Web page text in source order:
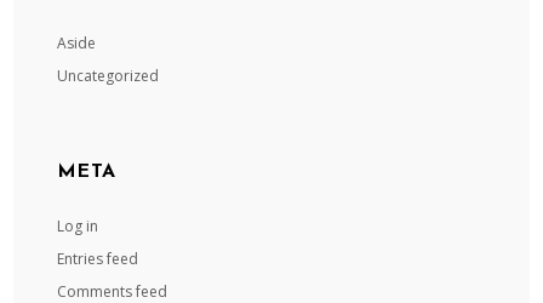
Aside
Uncategorized
META
Log in
Entries feed
Comments feed